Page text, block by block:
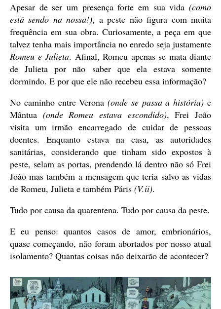
Apesar de ser um presença forte em sua vida (como
está sendo na nossa!), a peste não figura com muita
frequência em sua obra. Curiosamente, a peça em que
talvez tenha mais importância no enredo seja justamente
Romeu e Julieta. Afinal, Romeu apenas se mata diante
de Julieta por não saber que ela estava somente
dormindo. E por que ele não recebeu essa informação?
No caminho entre Verona(onde se passa a história)e
Mântua (onde Romeu estava escondido), Frei João
visita um irmão encarregado de cuidar de pessoas
doentes. Enquanto estava na casa, as autoridades
sanitárias, considerando que tinham sido expostos à
peste, selam as portas, prendendo lá dentro não só Frei
João mas também a mensagem que teria salvo as vidas
de Romeu, Julieta e também Páris (V.ii).
Tudo por causa da quarentena. Tudo por causa da peste.
E eu penso: quantos casos de amor, embrionários,
quase começando, não foram abortados por nosso atual
isolamento? Quantas coisas não deixarão de acontecer?